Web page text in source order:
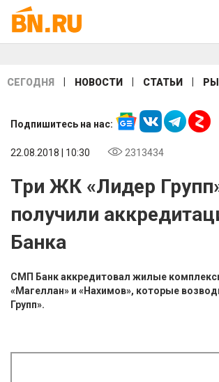
СЕГОДНЯ НОВОСТИ СТАТЬИ
Подпишитесь на нас:
22.08.2018 | 10:30 2313434
Три ЖК «Лидер
получили
Банка
СМП Банк аккредитовал жилые
«Магеллан» и «Нахимов», которые
Групп».